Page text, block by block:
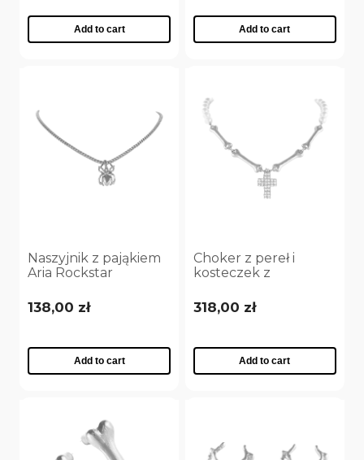
Add to cart Add to cart
Naszyjnik z pająkiem
Aria Rockstar
(C25/NUT/07AG)
138,00 zł
Add to cart
Choker z pereł i
kosteczek z
krzyżykiem Aria
Rockstar Collection
318,00 zł
Add to cart